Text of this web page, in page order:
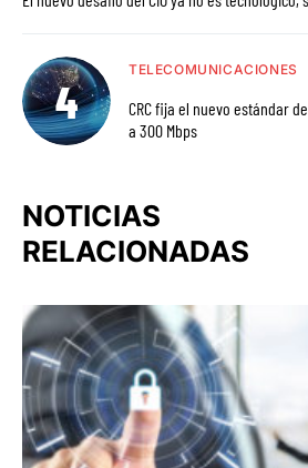
TELECOMUNICACIONES
CRC fija el nuevo estándar
a 300 Mbps
NOTICIAS
RELACIONADAS